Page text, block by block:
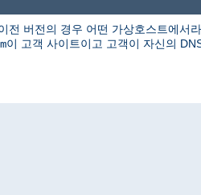
버전의 경우 어떤 가상호스트에서
이 고객 사이트이고 고객이 자신의